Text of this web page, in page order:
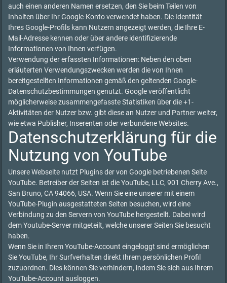
auch einen anderen Namen ersetzen, den Sie beim Teilen von
Inhalten über Ihr Google-Konto verwendet haben. Die Identität
Ihres Google-Profils kann Nutzern angezeigt werden, die Ihre E-
Mail-Adresse kennen oder über andere identifizierende
Informationen von Ihnen verfügen.
Verwendung der erfassten Informationen: Neben den oben
erläuterten Verwendungszwecken werden die von Ihnen
bereitgestellten Informationen gemäß den geltenden Google-
Datenschutzbestimmungen genutzt. Google veröffentlicht
möglicherweise zusammengefasste Statistiken über die +1-
Aktivitäten der Nutzer bzw. gibt diese an Nutzer und Partner weiter,
wie etwa Publisher, Inserenten oder verbundene Websites.
Datenschutzerklärung für die
Nutzung von YouTube
Unsere Webseite nutzt Plugins der von Google betriebenen Seite
YouTube. Betreiber der Seiten ist die YouTube, LLC, 901 Cherry Ave.,
San Bruno, CA 94066, USA. Wenn Sie eine unserer mit einem
YouTube-Plugin ausgestatteten Seiten besuchen, wird eine
Verbindung zu den Servern von YouTube hergestellt. Dabei wird
dem Youtube-Server mitgeteilt, welche unserer Seiten Sie besucht
haben.
Wenn Sie in Ihrem YouTube-Account eingeloggt sind ermöglichen
Sie YouTube, Ihr Surfverhalten direkt Ihrem persönlichen Profil
zuzuordnen. Dies können Sie verhindern, indem Sie sich aus Ihrem
YouTube-Account ausloggen.